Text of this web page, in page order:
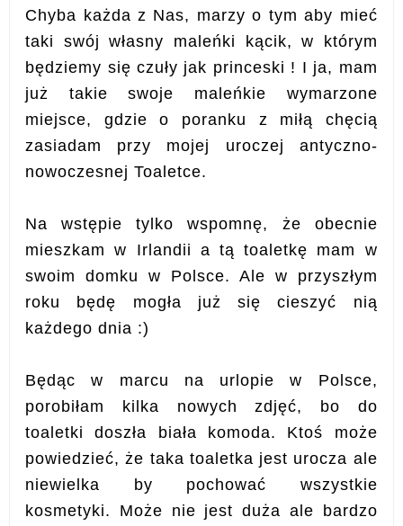
Chyba każda z Nas, marzy o tym aby mieć
taki swój własny maleńki kącik, w którym
będziemy się czuły jak princeski ! I ja, mam
już takie swoje maleńkie wymarzone
miejsce, gdzie o poranku z miłą chęcią
zasiadam przy mojej uroczej antyczno-
nowoczesnej Toaletce.
Na wstępie tylko wspomnę, że obecnie
mieszkam w Irlandii a tą toaletkę mam w
swoim domku w Polsce. Ale w przyszłym
roku będę mogła już się cieszyć nią
każdego dnia :)
Będąc w marcu na urlopie w Polsce,
porobiłam kilka nowych zdjęć, bo do
toaletki doszła biała komoda. Ktoś może
powiedzieć, że taka toaletka jest urocza ale
niewielka by pochować wszystkie
kosmetyki. Może nie jest duża ale bardzo